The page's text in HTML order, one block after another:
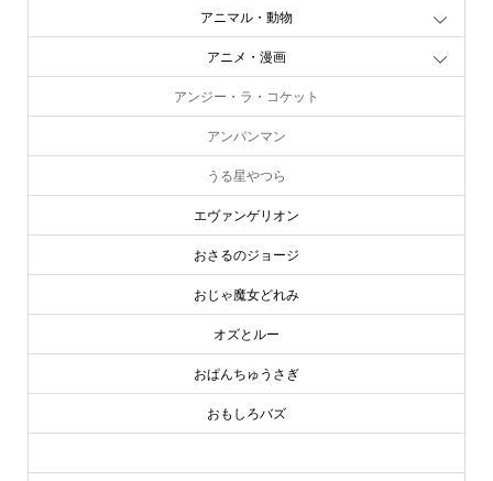
アニマル・動物
アニメ・漫画
アンジー・ラ・コケット
アンパンマン
うる星やつら
エヴァンゲリオン
おさるのジョージ
おじゃ魔女どれみ
オズとルー
おぱんちゅうさぎ
おもしろバズ